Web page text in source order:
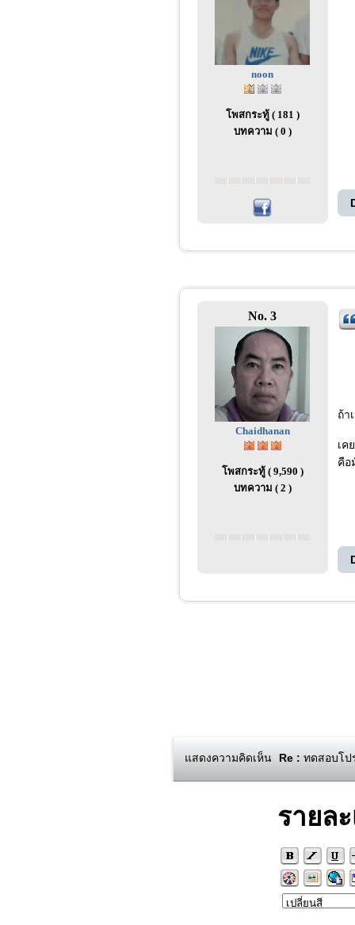
noon
โพสกระทู้ ( 181 )
บทความ ( 0 )
No. 3
Chaidhanan
โพสกระทู้ ( 9,590 )
บทความ ( 2 )
ถ้า
เค
คือ
แสดงความคิดเห็น Re : ทดสอบโป
รายล